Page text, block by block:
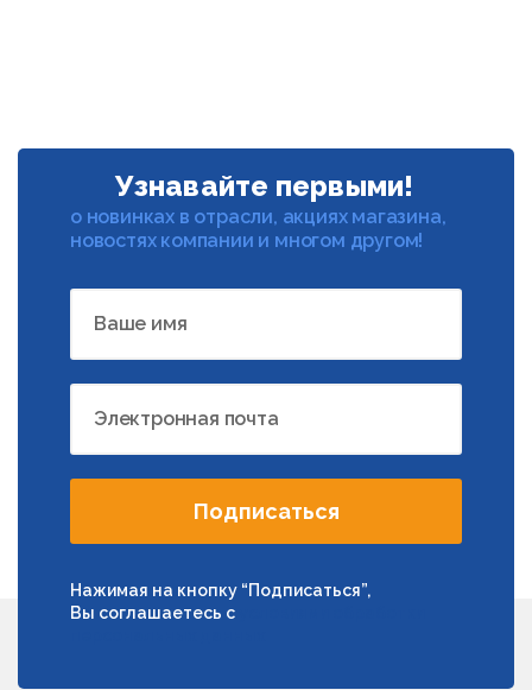
Узнавайте первыми!
о новинках в отрасли, акциях магазина,
новостях компании и многом другом!
Ваше имя
Электронная почта
Подписаться
Нажимая на кнопку “Подписаться”,
Вы соглашаетесь с